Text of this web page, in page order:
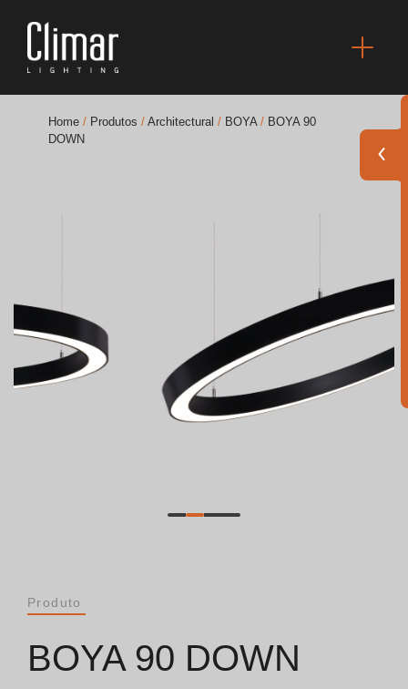
Soluções Acústicas
Melhores Projetos
Geral [PT/ES]
Home / Produtos / Architectural / BOYA / BOYA 90
DOWN
Produto
BOYA 90 DOWN